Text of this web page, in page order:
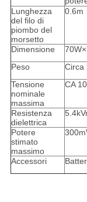
Lunghezza
del filo di
piombo del
morsetto
0.6m
Dimensione
Peso
Circa
Tensione
nominale
massima
CA
Resistenza
dielettrica
Potere
stimato
massimo
Accessori